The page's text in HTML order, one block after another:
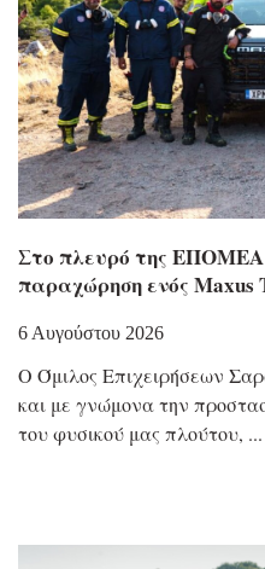
Στο πλευρό της
παραχώρηση ενός Maxus
6 Αυγούστου 2026
Ο Όμιλος Επιχειρήσεων
και με γνώμονα την
του φυσικού μας πλούτου,